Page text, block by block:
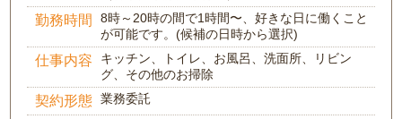
勤務時間
8時～20時の間で1時間〜、好きな日に働くこと
が可能です。(候補の日時から選択)
仕事内容
キッチン、トイレ、お風呂、洗面所、リビン
グ、その他のお掃除
契約形態 業務委託